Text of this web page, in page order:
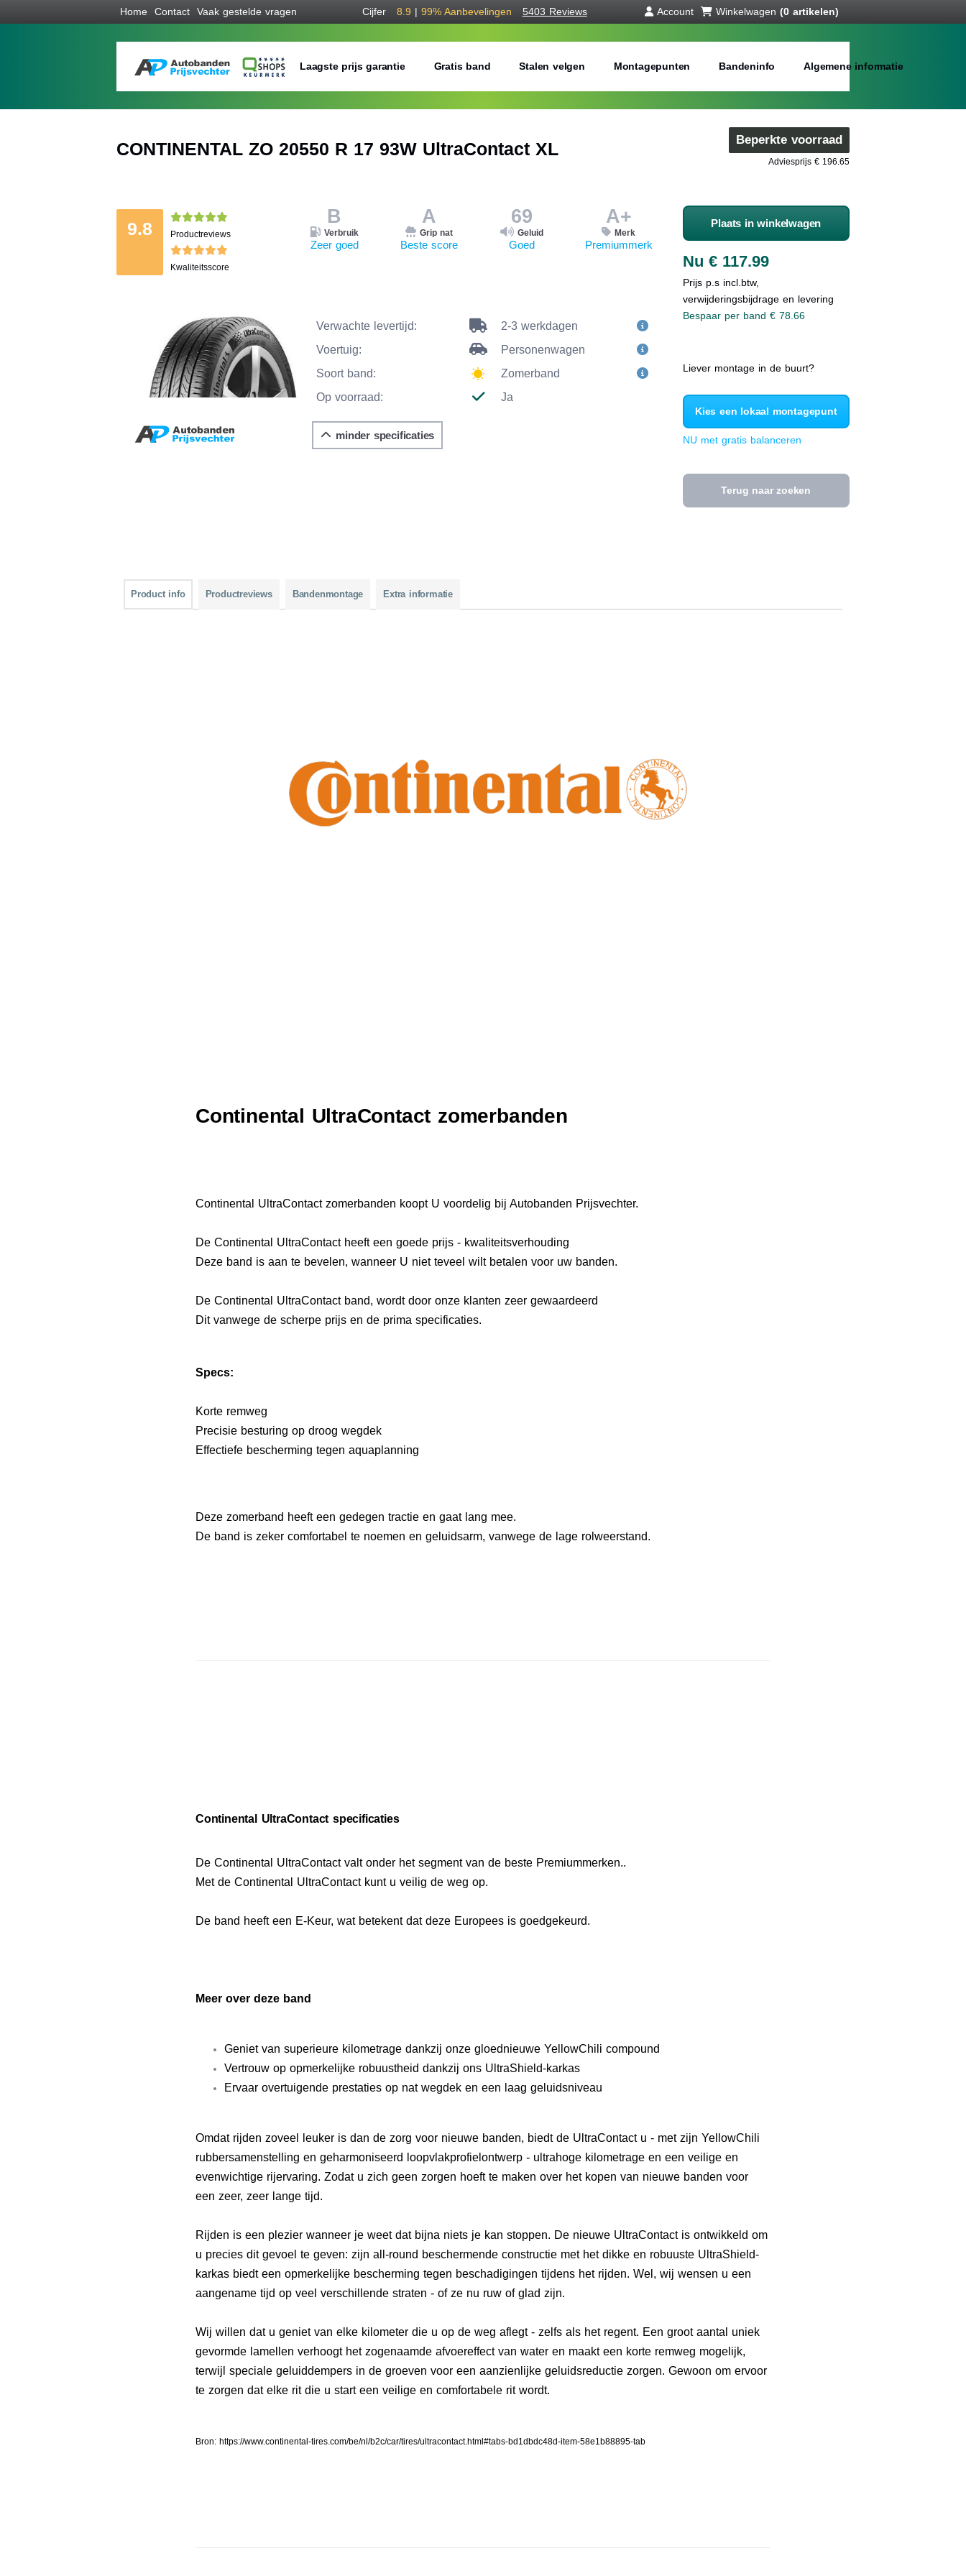
Home Contact Vaak gestelde vragen Cijfer 8.9 | 99% Aanbevelingen 5403 Reviews Account Winkelwagen (0 artikelen)
Laagste prijs garantie Gratis band Stalen velgen Montagepunten Bandeninfo Algemene informatie
CONTINENTAL ZO 20550 R 17 93W UltraContact XL Beperkte voorraad
Adviesprijs € 196.65
9.8 Productreviews
Kwaliteitsscore
B
Verbruik
Zeer goed
A
Grip nat
Beste score
69
Geluid
Goed
A+
Merk
Premiummerk
Verwachte levertijd:
2-3 werkdagen
Voertuig:
Personenwagen
Soort band:
Zomerband
Op voorraad:
Ja
minder specificaties
Plaats in winkelwagen
Nu € 117.99
Prijs p.s incl.btw,
verwijderingsbijdrage en levering
Bespaar per band € 78.66
Liever montage in de buurt?
Kies een lokaal montagepunt
NU met gratis balanceren
Terug naar zoeken
Product info Productreviews Bandenmontage Extra informatie
Continental UltraContact zomerbanden
Continental UltraContact zomerbanden koopt U voordelig bij Autobanden Prijsvechter.
De Continental UltraContact heeft een goede prijs - kwaliteitsverhouding
Deze band is aan te bevelen, wanneer U niet teveel wilt betalen voor uw banden.
De Continental UltraContact band, wordt door onze klanten zeer gewaardeerd
Dit vanwege de scherpe prijs en de prima specificaties.
Specs:
Korte remweg
Precisie besturing op droog wegdek
Effectiefe bescherming tegen aquaplanning
Deze zomerband heeft een gedegen tractie en gaat lang mee.
De band is zeker comfortabel te noemen en geluidsarm, vanwege de lage rolweerstand.
Continental UltraContact specificaties
De Continental UltraContact valt onder het segment van de beste Premiummerken..
Met de Continental UltraContact kunt u veilig de weg op.
De band heeft een E-Keur, wat betekent dat deze Europees is goedgekeurd.
Meer over deze band
Geniet van superieure kilometrage dankzij onze gloednieuwe YellowChili compound
Vertrouw op opmerkelijke robuustheid dankzij ons UltraShield-karkas
Ervaar overtuigende prestaties op nat wegdek en een laag geluidsniveau
Omdat rijden zoveel leuker is dan de zorg voor nieuwe banden, biedt de UltraContact u - met zijn YellowChili
rubbersamenstelling en geharmoniseerd loopvlakprofielontwerp - ultrahoge kilometrage en een veilige en
evenwichtige rijervaring. Zodat u zich geen zorgen hoeft te maken over het kopen van nieuwe banden voor
een zeer, zeer lange tijd.
Rijden is een plezier wanneer je weet dat bijna niets je kan stoppen. De nieuwe UltraContact is ontwikkeld om
u precies dit gevoel te geven: zijn all-round beschermende constructie met het dikke en robuuste UltraShield-
karkas biedt een opmerkelijke bescherming tegen beschadigingen tijdens het rijden. Wel, wij wensen u een
aangename tijd op veel verschillende straten - of ze nu ruw of glad zijn.
Wij willen dat u geniet van elke kilometer die u op de weg aflegt - zelfs als het regent. Een groot aantal uniek
gevormde lamellen verhoogt het zogenaamde afvoereffect van water en maakt een korte remweg mogelijk,
terwijl speciale geluiddempers in de groeven voor een aanzienlijke geluidsreductie zorgen. Gewoon om ervoor
te zorgen dat elke rit die u start een veilige en comfortabele rit wordt.
Bron: https://www.continental-tires.com/be/nl/b2c/car/tires/ultracontact.html#tabs-bd1dbdc48d-item-58e1b88895-tab